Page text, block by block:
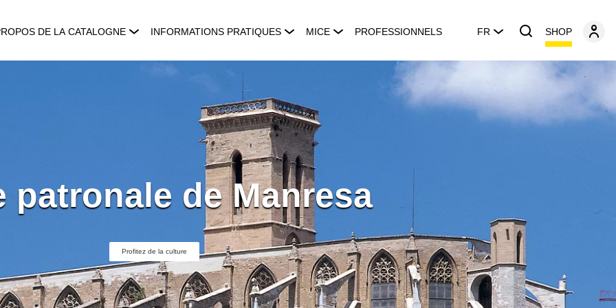
DE LA CATALOGNE INFORMATIONS PRATIQUES MICE PROFESSIONNELS FR SHOP
patronale de Manresa
Profitez de la culture